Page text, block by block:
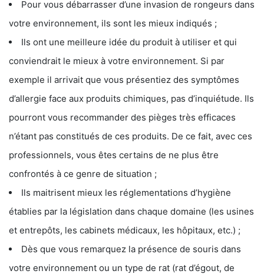
Pour vous débarrasser d’une invasion de rongeurs dans
votre environnement, ils sont les mieux indiqués ;
Ils ont une meilleure idée du produit à utiliser et qui
conviendrait le mieux à votre environnement. Si par
exemple il arrivait que vous présentiez des symptômes
d’allergie face aux produits chimiques, pas d’inquiétude. Ils
pourront vous recommander des pièges très efficaces
n’étant pas constitués de ces produits. De ce fait, avec ces
professionnels, vous êtes certains de ne plus être
confrontés à ce genre de situation ;
Ils maitrisent mieux les réglementations d’hygiène
établies par la législation dans chaque domaine (les usines
et entrepôts, les cabinets médicaux, les hôpitaux, etc.) ;
Dès que vous remarquez la présence de souris dans
votre environnement ou un type de rat (rat d’égout, de